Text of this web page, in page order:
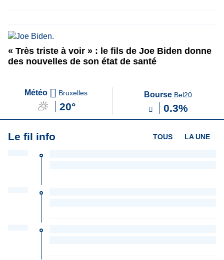
« Très triste à voir » : le fils de Joe Biden donne
des nouvelles de son état de santé
Météo Bruxelles
20°
Bourse Bel20
0.3%
Le fil info LA UNE
TOUS